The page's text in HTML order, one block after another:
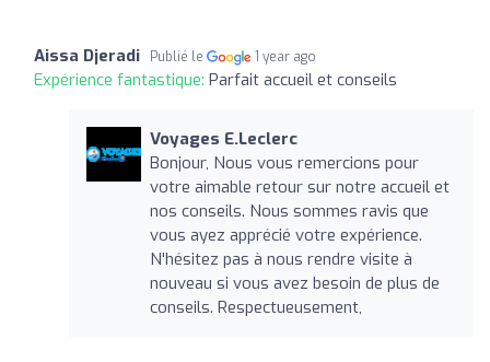
Aissa Djeradi Publié le 1 year ago
Expérience fantastique: Parfait accueil et conseils
Voyages E.Leclerc
Bonjour, Nous vous remercions pour
votre aimable retour sur notre accueil et
nos conseils. Nous sommes ravis que
vous ayez apprécié votre expérience.
N'hésitez pas à nous rendre visite à
nouveau si vous avez besoin de plus de
conseils. Respectueusement,